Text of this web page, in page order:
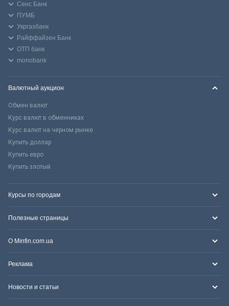
Сенс Банк
ПУМБ
Укргазбанк
Райффайзен Банк
ОТП банк
monobank
Валютный аукцион
Обмен валют
Курс валют в обменниках
Курс валют на черном рынке
Купить доллар
Купить евро
Купить злотый
Курсы по городам
Полезные страницы
О Minfin.com.ua
Реклама
Новости и статьи